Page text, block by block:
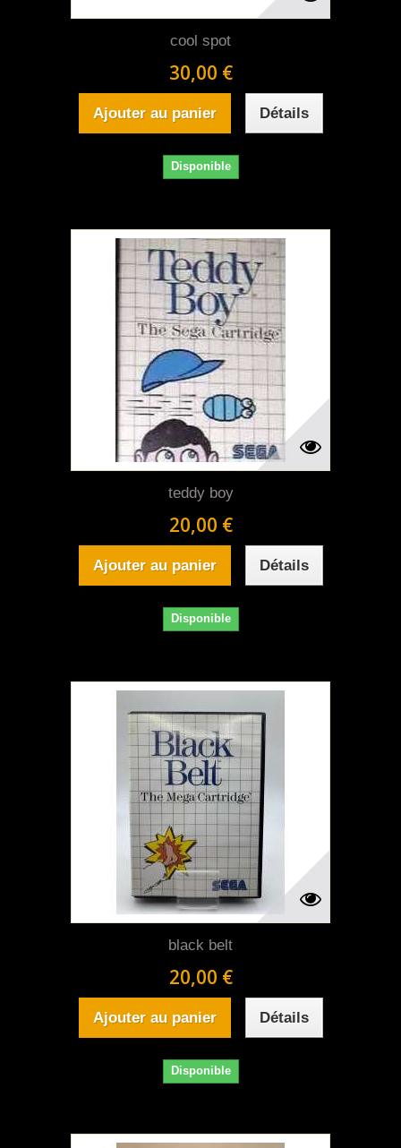
cool spot
30,00 €
Ajouter au panier Détails
Disponible
teddy boy
20,00 €
Ajouter au panier Détails
Disponible
black belt
20,00 €
Ajouter au panier Détails
Disponible